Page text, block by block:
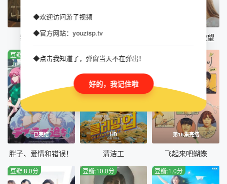
全16集
我的解放日志 感染她嘴唇的欲望
已完结
豆瓣:6.0分
胖子、爱情和错误！
HD
豆瓣:3.0分
清洁工
第16集完结
飞起来吧蝴蝶
豆瓣:8.0分 豆瓣:10.0分 豆瓣:1.0分
◆欢迎访问游子视频
◆官方网站：youzisp.tv
◆点击我知道了，弹窗当天不在弹出！
好的，我记住啦